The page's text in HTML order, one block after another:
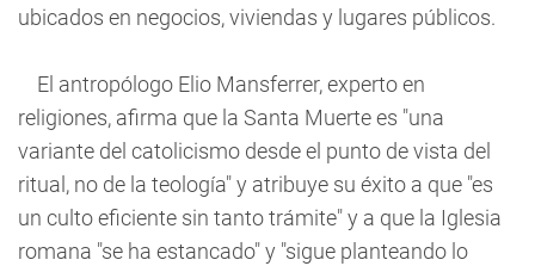
ubicados en negocios, viviendas y lugares públicos.
El antropólogo Elio Mansferrer, experto en
religiones, afirma que la Santa Muerte es "una
variante del catolicismo desde el punto de vista del
ritual, no de la teología" y atribuye su éxito a que "es
un culto eficiente sin tanto trámite" y a que la Iglesia
romana "se ha estancado" y "sigue planteando lo